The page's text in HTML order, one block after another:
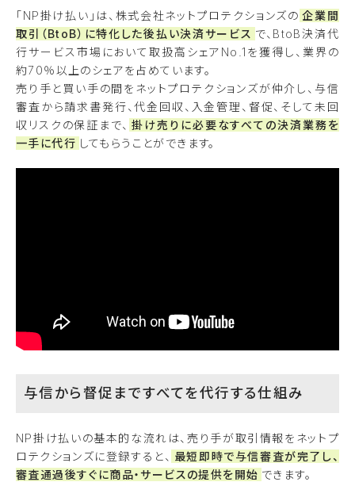
「NP掛け払い」は、株式会社ネットプロテクションズの 企業間
取引（BtoB）に特化した後払い決済サービス で、BtoB決済代
行サービス市場において取扱高シェアNo.1を獲得し、業界の
約70％以上のシェアを占めています。
売り手と買い手の間をネットプロテクションズが仲介し、与信
審査から請求書発行、代金回収、入金管理、督促、そして未回
収リスクの保証まで、 掛け売りに必要なすべての決済業務を
一手に代行 してもらうことができます。
与信から督促まですべてを代行する仕組み
NP掛け払いの基本的な流れは、売り手が取引情報をネットプ
ロテクションズに登録すると、 最短即時で与信審査が完了し、
審査通過後すぐに商品・サービスの提供を開始 できます。